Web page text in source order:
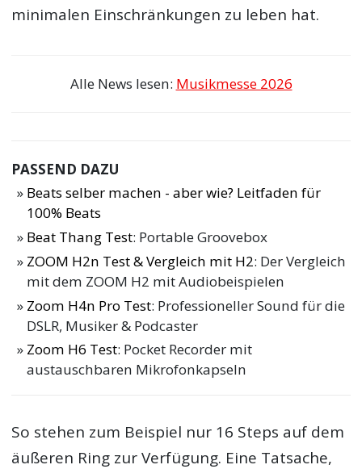
minimalen Einschränkungen zu leben hat.
Alle News lesen: Musikmesse 2026
PASSEND DAZU
Beats selber machen - aber wie? Leitfaden für
100% Beats
Beat Thang Test: Portable Groovebox
ZOOM H2n Test & Vergleich mit H2: Der Vergleich
mit dem ZOOM H2 mit Audiobeispielen
Zoom H4n Pro Test: Professioneller Sound für die
DSLR, Musiker & Podcaster
Zoom H6 Test: Pocket Recorder mit
austauschbaren Mikrofonkapseln
So stehen zum Beispiel nur 16 Steps auf dem
äußeren Ring zur Verfügung. Eine Tatsache,